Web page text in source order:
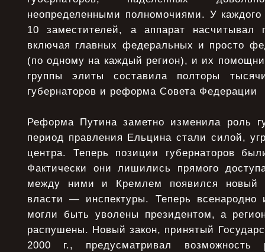
неопределенными полномочиями. У
10 заместителей, а аппарат насчитывал
включая главных федеральных и просто
(по одному на каждый регион), и их
группы элиты составила полторы
губернаторов и реформа Совета Федерации
Реформа Путина заметно изменила роль
период правления Ельцина стали силой,
центра. Теперь позиции губернаторов
Фактически они лишились прямого
между ними и Кремлем появился новый
власти — инспектуры. Теперь всенародно
могли быть уволены президентом, а
распушены. Новый закон, принятый
2000 г., предусматривал возможность